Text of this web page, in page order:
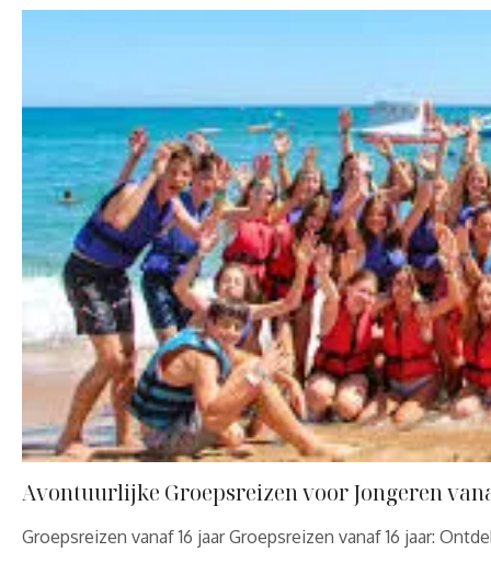
Avontuurlijke Groepsreizen voor Jongeren
Groepsreizen vanaf 16 jaar Groepsreizen vanaf 16 jaar: